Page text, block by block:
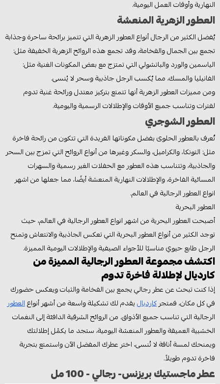
النهارية وأوقات العمل اليومية.
العطور الزهرية المنعشة
يٌفضل الكثير من الرجال أنواع العطور الزهرية التي تتميز برائحة ساحرة وجذابة
تجمع بين الجمال والفخامة، وقد تجمع هذه الروائح الزهرية الخفيفة مثل:
الياسمين والورد والباتشولي التي تمتزج مع بعض المكونات الغنية مثل:
الفانيليا والمسك، مما يٌكسب الرجل جاذبية وسحر لا يُنسى.
ومن مميزات العطور الزهرية أنها تتمتع بتركيز معتدل ورائحة غنية تدوم
لفترات وتناسب جميع الأوقات والإطلالات الرسمية واليومية.
العطور الشوجري
تٌعرف بالعطور الحلوى بفضل مكوناتها الفريدة التي تتكون من رائحة فاخرة
مثل: التونكا، والكراميل، والسكر وغيرها من أنواع الروائح التي تمزج بين السحر
والجاذبية، وتتناسب هذه العطور مع الحفلات الغير رسمية والسهرات
المسائية الفاخرة، والإطلالات النهارية المنعشة أيضًا، مما جعلها من اشهر
انواع العطور الرجالية في العالم.
العطور البحرية
أصبحت العطور البحرية من اشهر انواع العطور الرجالية في العالم، حيث
توجد الكثير من أنواع العطور البحرية التي تعكس الجاذبية والانتعاش وتمنح
الرجل طابع حيوي مناسبًا للأجواء الصيفية والإطلالات اليومية المميزة.
اكتشف مجموعة العطور الرجالية المميزة من
كارديال لإطلالة فاخرة تدوم
إذا كنت تبحث عن عطر رجالي يجمع بين الفخامة والثبات ويعكس حضورك
في كل مكان، فمتجركاردياليقدم لك تشكيلة واسعة من أشهر أنواعالعطور
الرجالية التي تناسب جميع الأذواق. من الروائح الشرقية الدافئة إلى النغمات
الخشبية العميقة والعطور المنعشة اليومية، ستجد ما يكمّل إطلالتك
ويمنحك لمسة أناقة لا تُنسى، اختر عطرك المفضل الآن واستمتع بتجربة
فاخرة تدوم طويلاً.
عطر ماجستيك بريزنس- رجالي - 100 مل